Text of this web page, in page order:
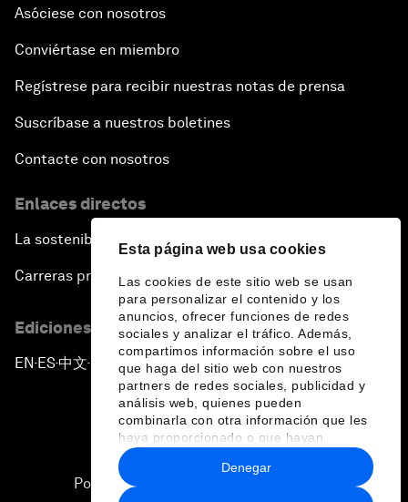
Esta página web usa cookies
Las cookies de este sitio web se usan
para personalizar el contenido y los
anuncios, ofrecer funciones de redes
sociales y analizar el tráfico. Además,
compartimos información sobre el uso
que haga del sitio web con nuestros
partners de redes sociales, publicidad y
análisis web, quienes pueden
combinarla con otra información que les
haya proporcionado o que hayan
recopilado a partir del uso que haya
hecho de sus servicios.
Denegar
Asóciese con nosotros
Conviértase en miembro
Regístrese para recibir nuestras notas de prensa
Suscríbase a nuestros boletines
Contacte con nosotros
Enlaces directos
La sostenibilidad en el Foro
Carreras profesionales
Ediciones en otros idiomas
EN ▪ES▪中文▪ 日本語
Política de privacidad y normas de uso